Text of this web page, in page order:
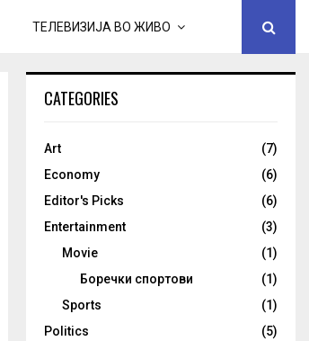
ТЕЛЕВИЗИЈА ВО ЖИВО
CATEGORIES
Art
(7)
Economy
(6)
Editor's Picks
(6)
Entertainment
(3)
Movie
(1)
Боречки спортови
(1)
Sports
(1)
Politics
(5)